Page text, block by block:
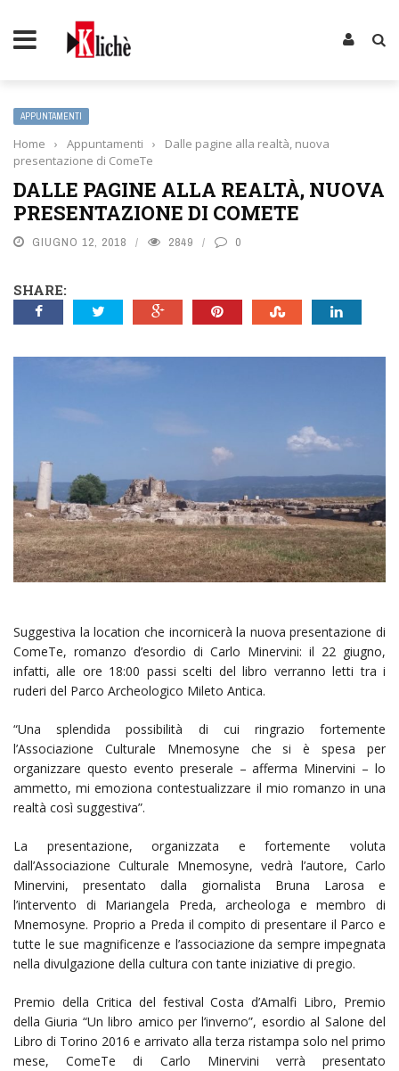
APPUNTAMENTI
Home › Appuntamenti ›
Dalle pagine alla realtà, nuova
presentazione di ComeTe
DALLE PAGINE ALLA REALTÀ, NUOVA
PRESENTAZIONE DI COMETE
GIUGNO 12, 2018 2849 0
SHARE:
Suggestiva la location che incornicerà la nuova presentazione di
ComeTe, romanzo d’esordio di Carlo Minervini: il 22 giugno,
infatti, alle ore 18:00 passi scelti del libro verranno letti tra i
ruderi del Parco Archeologico Mileto Antica.
“Una splendida possibilità di cui ringrazio fortemente
l’Associazione Culturale Mnemosyne che si è spesa per
organizzare questo evento preserale – afferma Minervini – lo
ammetto, mi emoziona contestualizzare il mio romanzo in una
realtà così suggestiva”.
La presentazione, organizzata e fortemente voluta
dall’Associazione Culturale Mnemosyne, vedrà l’autore, Carlo
Minervini, presentato dalla giornalista Bruna Larosa e
l’intervento di Mariangela Preda, archeologa e membro di
Mnemosyne. Proprio a Preda il compito di presentare il Parco e
tutte le sue magnificenze e l’associazione da sempre impegnata
nella divulgazione della cultura con tante iniziative di pregio.
Premio della Critica del festival Costa d’Amalfi Libro, Premio
della Giuria “Un libro amico per l’inverno”, esordio al Salone del
Libro di Torino 2016 e arrivato alla terza ristampa solo nel primo
mese, ComeTe di Carlo Minervini verrà presentato